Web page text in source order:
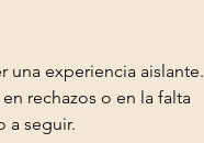
una experiencia aislante.
rechazos o en la falta
a seguir.